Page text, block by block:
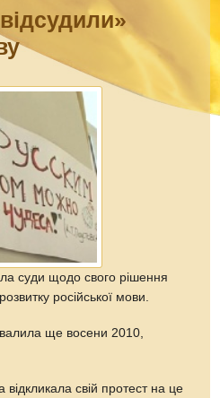
суди щодо свого рішення
російської мови.
ще восени 2010,
свій протест на це